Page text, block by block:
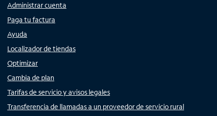
Administrar cuenta
Paga tu factura
Ayuda
Localizador de tiendas
Optimizar
Cambia de plan
Tarifas de servicio y avisos legales
Transferencia de llamadas a un proveedor de servicio rural